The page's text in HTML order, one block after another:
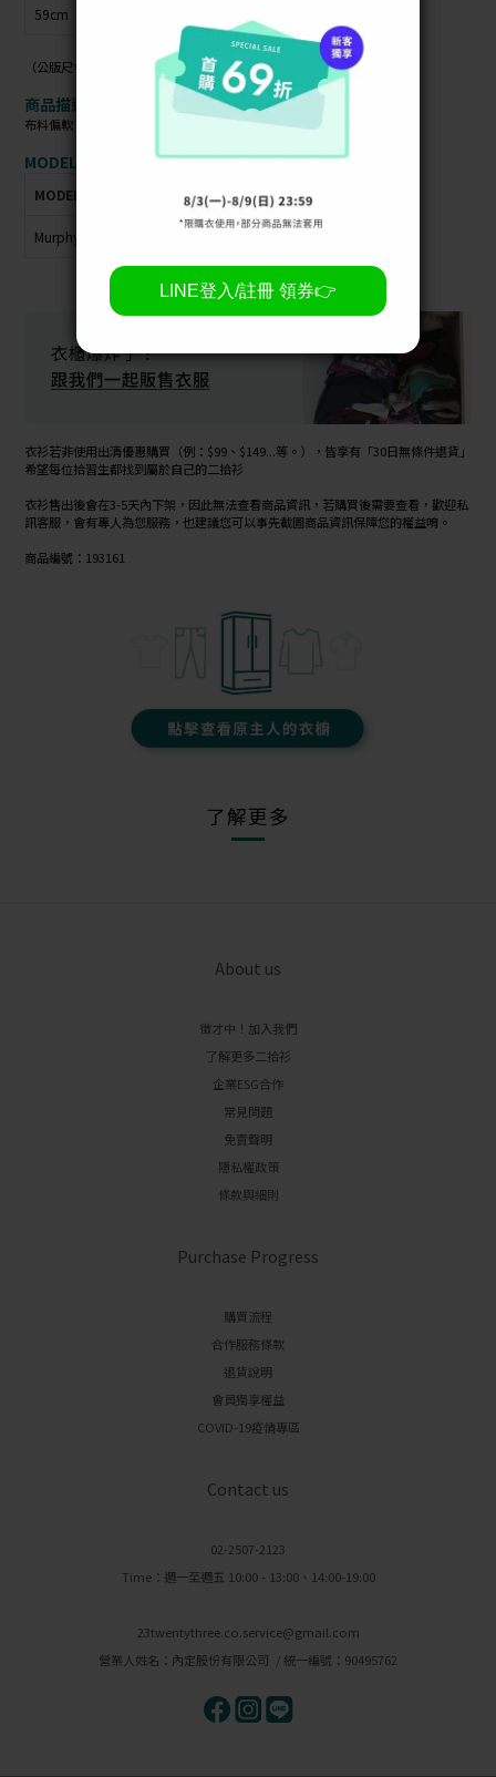
59cm
（公版尺寸指南可參考商品照）
商品描述：
布料偏軟 / 材質偏薄 / 布料彈性 /
MODEL資訊：
MODEL 體重 肩寬 胸圍
Murphy
衣衫若非使用出清優惠購買（例：$99、$149...等。），皆享有「30日無條件退貨」
希望每位拾習生都找到屬於自己的二拾衫
衣衫售出後會在3-5天內下架，因此無法查看商品資訊，若購買後需要查看，歡迎私
訊客服，會有專人為您服務，也建議您可以事先截圖商品資訊保障您的權益唷。
商品編號：193161
了解更多
About us
徵才中！加入我們
了解更多二拾衫
企業ESG合作
常見問題
免責聲明
隱私權政策
條款與細則
Purchase Progress
購買流程
合作服務條款
退貨說明
會員獨享權益
COVID-19疫情專區
Contact us
02-2507-2123
Time：週一至週五 10:00 - 13:00、14:00-19:00
23twentythree.co.service@gmail.com
營業人姓名：內定股份有限公司 / 統一編號：90495762